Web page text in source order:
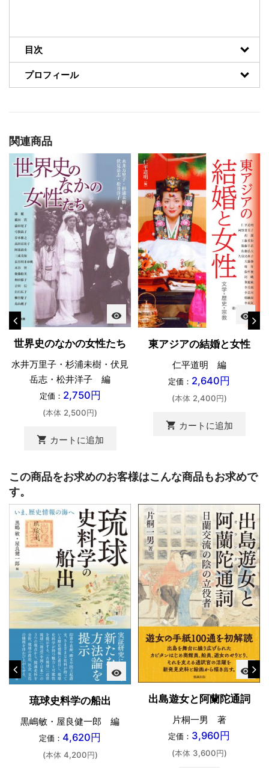
目次
プロフィール
関連商品
visibility
世界史のなかの女性たち
水井万里子・杉浦未樹・伏見
岳志・松井洋子 編
定価： 2,750円
(本体 2,500円)
shopping_cart カートに追加
visibility
東アジアの結婚と女性
仁平道明 編
定価： 2,640円
(本体 2,400円)
shopping_cart カートに追加
この商品をお求めのお客様はこんな商品もお求めで
す。
visibility
琉球史料学の船出
黒嶋敏・屋良健一郎 編
定価： 4,620円
(本体 4,200円)
visibility
出島遊女と阿蘭陀通詞
片桐一男 著
定価： 3,960円
(本体 3,600円)